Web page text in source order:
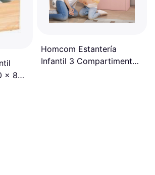
x 80
Homcom Estantería
Infantil 3 Compartimentos